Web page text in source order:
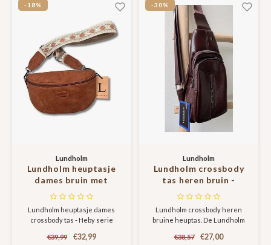
-18%
Lundholm
Lundholm heuptasje
dames bruin met
tassenriem bag strap -
heuptas dames met
brede riem fanny pack
crossbody tasje
dames festival -
Lundholm heuptasje dames
crossbody tas - Heby serie
€39,99 €32,99
-30%
Lundholm
Lundholm crossbody
tas heren bruin -
heuptas heren festival
en outdoor - fanny
pack heren full body |
Lundholm Roskilde
serie
Lundholm crossbody heren
bruine heuptas. De Lundholm
hoogwaardige heren tas.
€38,57 €27,00